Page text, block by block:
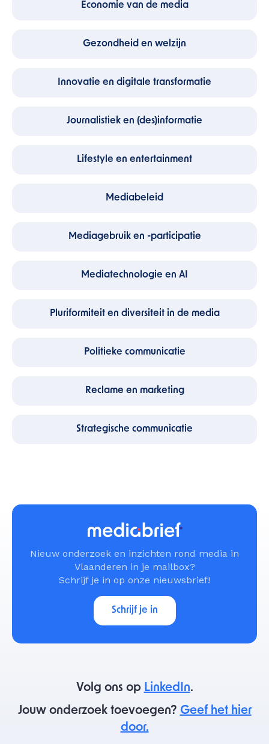
Economie van de media
Gezondheid en welzijn
Innovatie en digitale transformatie
Journalistiek en (des)informatie
Lifestyle en entertainment
Mediabeleid
Mediagebruik en -participatie
Mediatechnologie en AI
Pluriformiteit en diversiteit in de media
Politieke communicatie
Reclame en marketing
Strategische communicatie
Nieuw onderzoek en inzichten rond media in
Vlaanderen in je mailbox?
Schrijf je in op onze nieuwsbrief!
Schrijf je in
Volg ons op LinkedIn.
Jouw onderzoek toevoegen? Geef het hier
door.